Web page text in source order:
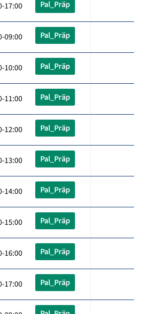
17:00 Pal_Präp
09:00 Pal_Präp
10:00 Pal_Präp
11:00 Pal_Präp
12:00 Pal_Präp
13:00 Pal_Präp
14:00 Pal_Präp
15:00 Pal_Präp
16:00 Pal_Präp
17:00 Pal_Präp